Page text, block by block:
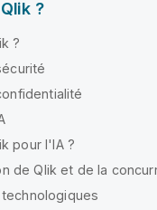
?
?
pour l'IA ?
de Qlik et de la